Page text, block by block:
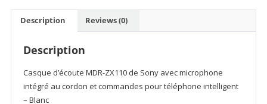
avec
microphone
Blanc
quantity
Description Reviews (0)
Description
Casque d’écoute MDR-ZX110 de Sony avec microphone
intégré au cordon et commandes pour téléphone intelligent
– Blanc